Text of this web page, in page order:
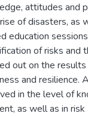
attitudes and
of disasters, as
education
of risks and
out on the
and resilience.
in the level of
as well as in risk